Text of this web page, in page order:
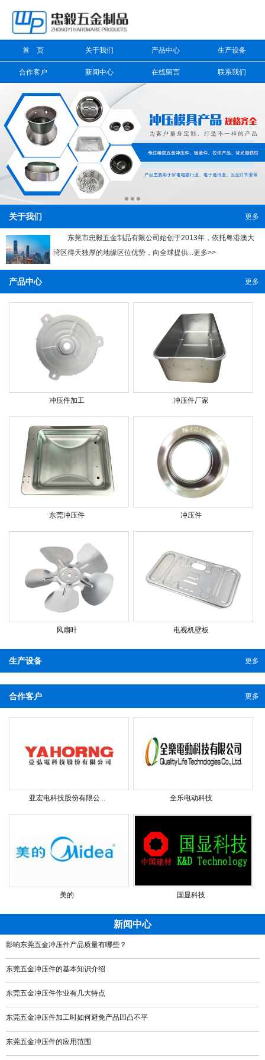
首 页 关于我们 产品中心 生产设备
合作客户 新闻中心 在线留言 联系我们
更多
关于我们
东莞市忠毅五金制品有限公司始创于2013年，依托粤港澳大
湾区得天独厚的地缘区位优势，向全球提供...更多>>
更多
产品中心
冲压件加工 冲压件厂家
东莞冲压件 冲压件
风扇叶 电视机壁板
更多
生产设备
更多
合作客户
亚宏电科技股份有限公... 全乐电动科技
美的 国显科技
新闻中心
影响东莞五金冲压件产品质量有哪些？
东莞五金冲压件的基本知识介绍
东莞五金冲压件作业有几大特点
东莞五金冲压件加工时如何避免产品凹凸不平
东莞五金冲压件的应用范围
搜索